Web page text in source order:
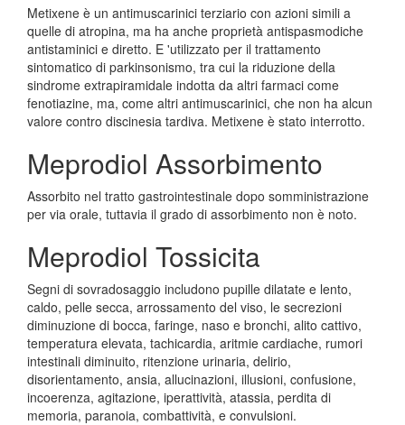
Metixene è un antimuscarinici terziario con azioni simili a
quelle di atropina, ma ha anche proprietà antispasmodiche
antistaminici e diretto. E 'utilizzato per il trattamento
sintomatico di parkinsonismo, tra cui la riduzione della
sindrome extrapiramidale indotta da altri farmaci come
fenotiazine, ma, come altri antimuscarinici, che non ha alcun
valore contro discinesia tardiva. Metixene è stato interrotto.
Meprodiol Assorbimento
Assorbito nel tratto gastrointestinale dopo somministrazione
per via orale, tuttavia il grado di assorbimento non è noto.
Meprodiol Tossicita
Segni di sovradosaggio includono pupille dilatate e lento,
caldo, pelle secca, arrossamento del viso, le secrezioni
diminuzione di bocca, faringe, naso e bronchi, alito cattivo,
temperatura elevata, tachicardia, aritmie cardiache, rumori
intestinali diminuito, ritenzione urinaria, delirio,
disorientamento, ansia, allucinazioni, illusioni, confusione,
incoerenza, agitazione, iperattività, atassia, perdita di
memoria, paranoia, combattività, e convulsioni.